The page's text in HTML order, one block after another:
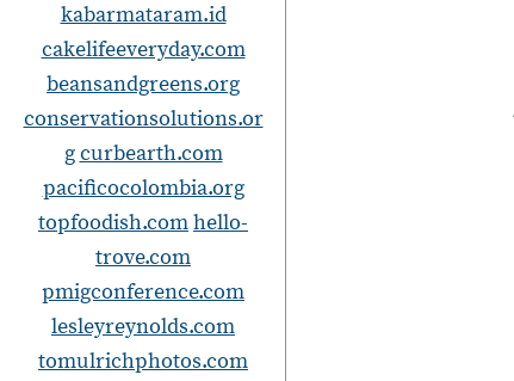
kabarmataram.id
cakelifeeveryday.com
beansandgreens.org
conservationsolutions.or
gcurbearth.com
pacificocolombia.org
topfoodish.comhello-
trove.com
pmigconference.com
lesleyreynolds.com
tomulrichphotos.com